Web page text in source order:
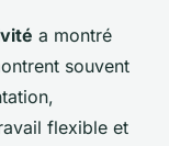
a montré
souvent
flexible et